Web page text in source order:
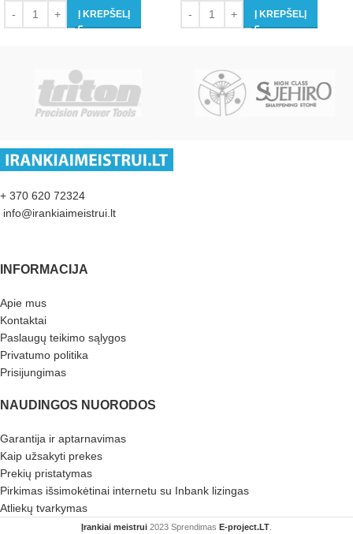
Į KREPŠELĮ Į KREPŠELĮ
+ 370 620 72324
info@irankiaimeistrui.lt
INFORMACIJA
Apie mus
Kontaktai
Paslaugų teikimo sąlygos
Privatumo politika
Prisijungimas
NAUDINGOS NUORODOS
Garantija ir aptarnavimas
Kaip užsakyti prekes
Prekių pristatymas
Pirkimas išsimokėtinai internetu su Inbank lizingas
Atliekų tvarkymas
Įrankiai meistrui 2023 Sprendimas E-project.LT